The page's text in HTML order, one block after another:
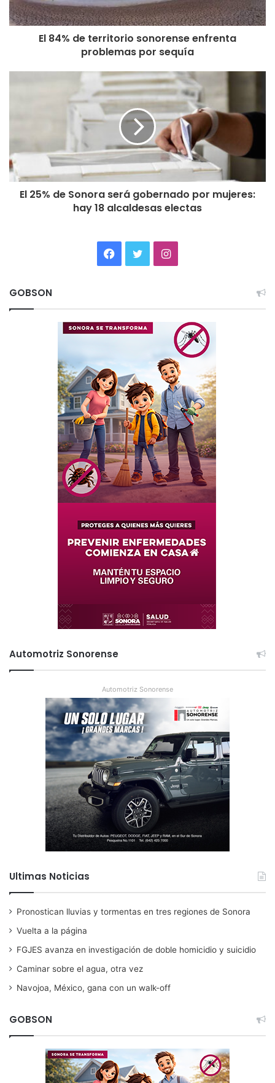
El 84% de territorio sonorense enfrenta
problemas por sequía
El 25% de Sonora será gobernado por mujeres:
hay 18 alcaldesas electas
Facebook
TwitterInstagram
GOBSON
Automotriz Sonorense
Automotriz Sonorense
Ultimas Noticias
Pronostican lluvias y tormentas en tres regiones de Sonora
Vuelta a la página
FGJES avanza en investigación de doble homicidio y suicidio
Caminar sobre el agua, otra vez
Navojoa, México, gana con un walk-off
GOBSON